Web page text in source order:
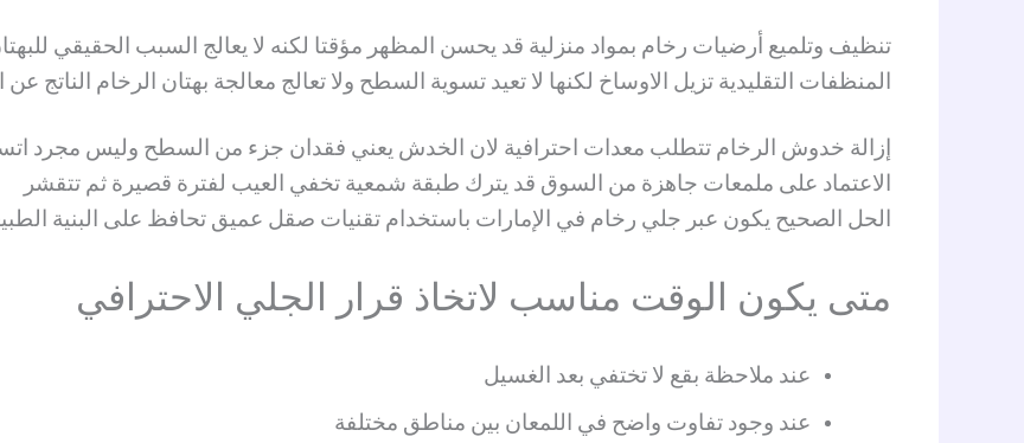
تنظيف وتلميع أرضيات رخام بمواد منزلية قد يحسن المظهر مؤقتا لكنه لا يعالج السبب الحقيقي
المنظفات التقليدية تزيل الاوساخ لكنها لا تعيد تسوية السطح ولا تعالج معالجة بهتان الرخام الناتج
إزالة خدوش الرخام تتطلب معدات احترافية لان الخدش يعني فقدان جزء من السطح وليس مجرد
الاعتماد على ملمعات جاهزة من السوق قد يترك طبقة شمعية تخفي العيب لفترة قصيرة ثم تتقشر
الحل الصحيح يكون عبر جلي رخام في الإمارات باستخدام تقنيات صقل عميق تحافظ على البنية
متى يكون الوقت مناسب لاتخاذ قرار الجلي الاحترافي
عند ملاحظة بقع لا تختفي بعد الغسيل
عند وجود تفاوت واضح في اللمعان بين مناطق مختلفة